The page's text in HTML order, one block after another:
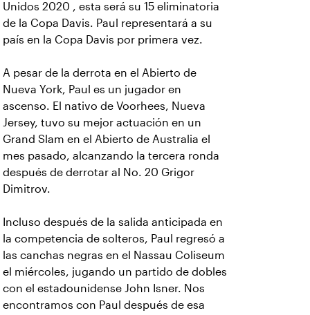
Unidos 2020 , esta será su 15 eliminatoria
de la Copa Davis. Paul representará a su
país en la Copa Davis por primera vez.
A pesar de la derrota en el Abierto de
Nueva York, Paul es un jugador en
ascenso. El nativo de Voorhees, Nueva
Jersey, tuvo su mejor actuación en un
Grand Slam en el Abierto de Australia el
mes pasado, alcanzando la tercera ronda
después de derrotar al No. 20 Grigor
Dimitrov.
Incluso después de la salida anticipada en
la competencia de solteros, Paul regresó a
las canchas negras en el Nassau Coliseum
el miércoles, jugando un partido de dobles
con el estadounidense John Isner. Nos
encontramos con Paul después de esa